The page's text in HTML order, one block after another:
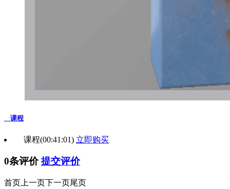
课程
课程(00:41:01) 立即购买
0条评价 提交评价
首页 上一页下一页尾页